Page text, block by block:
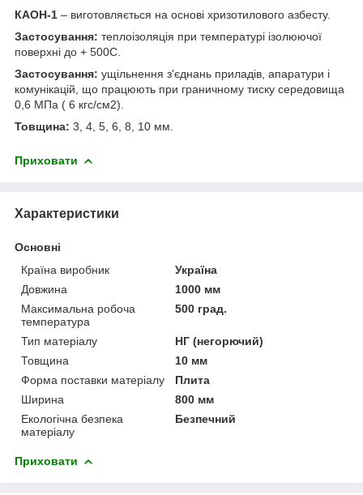
КАОН-1 – виготовляється на основі хризотилового азбесту.
Застосування: теплоізоляція при температурі ізолюючої
поверхні до + 500С.
Застосування: ущільнення з'єднань приладів, апаратури і
комунікацій, що працюють при граничному тиску середовища
0,6 МПа ( 6 кгс/см2).
Товщина: 3, 4, 5, 6, 8, 10 мм.
Приховати
Характеристики
Основні
Країна виробник
Україна
Довжина
1000 мм
Максимальна робоча
температура
500 град.
Тип матеріалу
НГ (негорючий)
Товщина
10 мм
Форма поставки матеріалу
Плита
Ширина
800 мм
Екологічна безпека
матеріалу
Безпечний
Приховати